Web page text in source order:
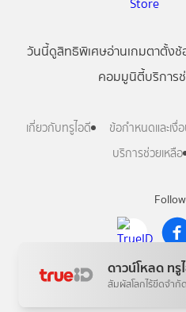
ดาวน์โหลด ทรู
สัมผัสโลกไร้ขีดจำกั
Copyright © True Digital
All rights
วันนี้ดูสิทธิพิเศษอ่านเกมตาตั้งช้
คอมมูนิตี้บริการ
เกี่ยวกับทรูไอดี ข้อกำหนดและเงื่
บริการช่วยเหลือ